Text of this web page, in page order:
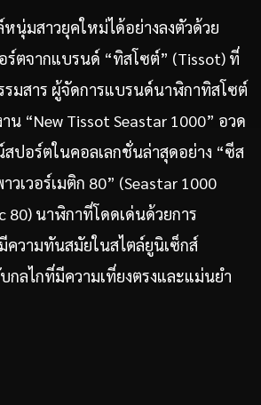
นุ่มสาวยุคใหม่ได้อย่างลงตัวด้วย
ร์ตจากแบรนด์ “ทิสโซต์” (Tissot) ที่
รมสาร ผู้จัดการแบรนด์นาฬิกาทิสโซต์
น “New Tissot Seastar 1000” อวด
สปอร์ตในคอลเลกชั่นล่าสุดอย่าง “ซีส
วเวอร์เมติก 80” (Seastar 1000
80) นาฬิกาที่โดดเด่นด้วยการ
วามทันสมัยในสไตล์ยูนิเซ็กส์
กลไกที่มีความเที่ยงตรงและแม่นยำ